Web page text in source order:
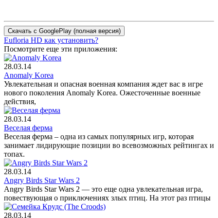
Eufloria HD как установить?
Посмотрите еще эти приложения:
28.03.14
Anomaly Korea
Увлекательная и опасная военная компания ждет вас в игре
нового поколения Anomaly Korea. Ожесточенные военные
действия,
28.03.14
Веселая ферма
Веселая ферма – одна из самых популярных игр, которая
занимает лидирующие позиции во всевозможных рейтингах и
топах.
28.03.14
Angry Birds Star Wars 2
Angry Birds Star Wars 2 — это еще одна увлекательная игра,
повествующая о приключениях злых птиц. На этот раз птицы
28.03.14